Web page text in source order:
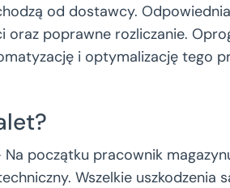
od dostawcy.
poprawne rozliczanie.
i optymalizację tego
Na początku pracownik
Wszelkie uszkodzenia